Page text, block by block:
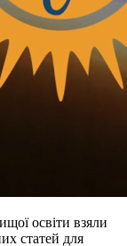
освіти взяли
статей для